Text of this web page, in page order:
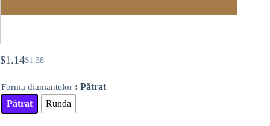
$1.38
Prețul
inițial
a
fost:
$1.38.
$1.14Prețul
curent
este:
$1.14.
Forma diamantelor : Pătrat
Pătrat
Runda